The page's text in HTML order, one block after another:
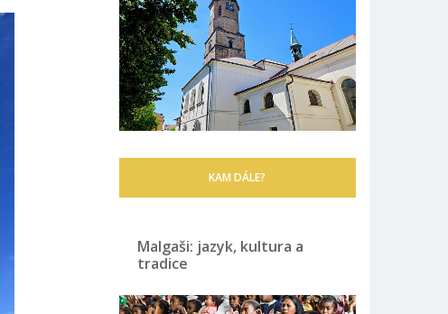
KAM DÁLE?
Malgaši: jazyk, kultura a
tradice